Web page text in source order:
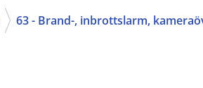
63 - Brand-, inbrottslarm,